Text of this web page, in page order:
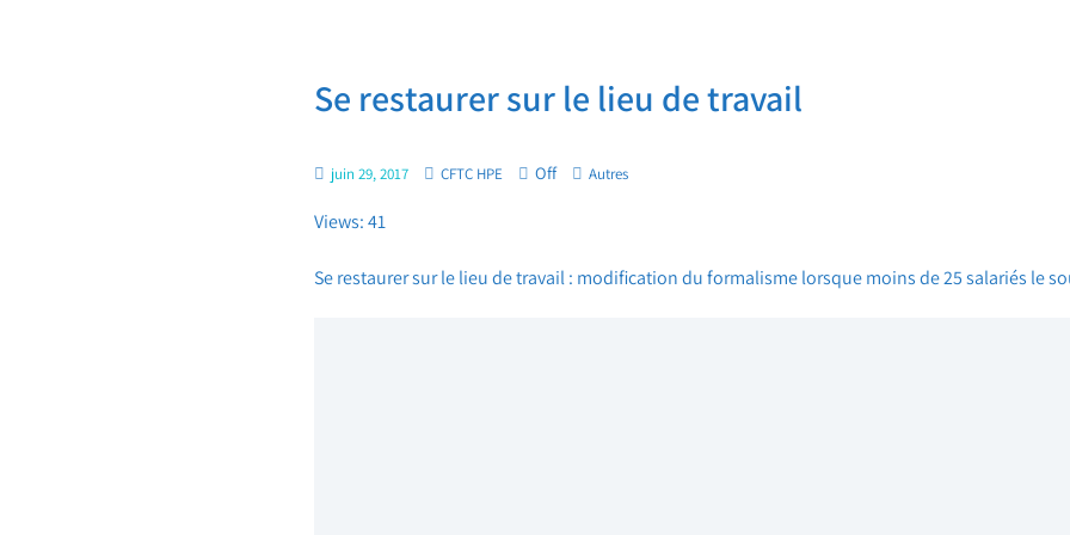
Se restaurer sur le lieu de travail
juin 29, 2017 CFTC HPE Off Autres
Views: 41
Se restaurer sur le lieu de travail : modification du formalisme lorsque moins de 25 salariés le